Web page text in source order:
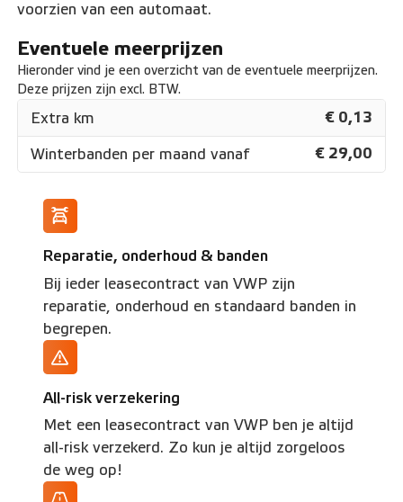
voorzien van een automaat.
Eventuele meerprijzen
Hieronder vind je een overzicht van de eventuele meerprijzen.
Deze prijzen zijn excl. BTW.
Extra km € 0,13
Winterbanden per maand vanaf € 29,00
Reparatie, onderhoud & banden
Bij ieder leasecontract van VWP zijn
reparatie, onderhoud en standaard banden in
begrepen.
All-risk verzekering
Met een leasecontract van VWP ben je altijd
all-risk verzekerd. Zo kun je altijd zorgeloos
de weg op!